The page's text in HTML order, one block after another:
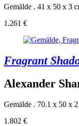
Gemälde . 41 x 50 x 3
1.261 €
Fragrant
Alexander
Gemälde . 70.1 x 50 x
1.802 €